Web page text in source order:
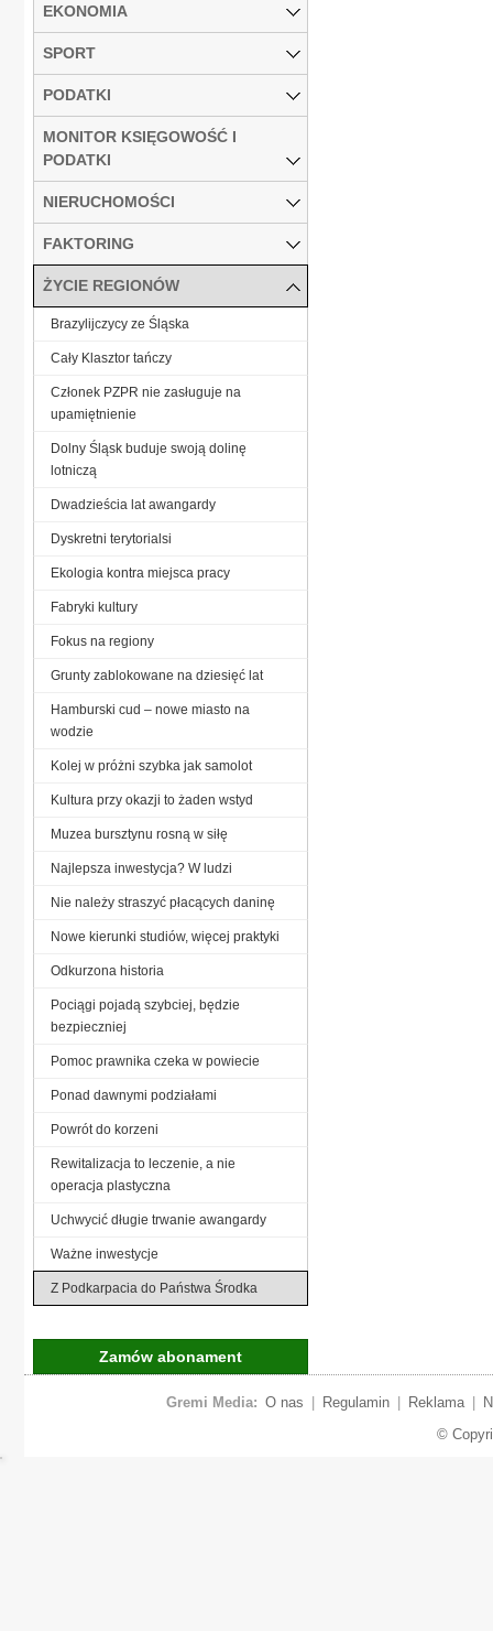
EKONOMIA
SPORT
PODATKI
MONITOR KSIĘGOWOŚĆ I
PODATKI
NIERUCHOMOŚCI
FAKTORING
ŻYCIE REGIONÓW
Brazylijczycy ze Śląska
Cały Klasztor tańczy
Członek PZPR nie zasługuje na
upamiętnienie
Dolny Śląsk buduje swoją dolinę
lotniczą
Dwadzieścia lat awangardy
Dyskretni terytorialsi
Ekologia kontra miejsca pracy
Fabryki kultury
Fokus na regiony
Grunty zablokowane na dziesięć lat
Hamburski cud – nowe miasto na
wodzie
Kolej w próżni szybka jak samolot
Kultura przy okazji to żaden wstyd
Muzea bursztynu rosną w siłę
Najlepsza inwestycja? W ludzi
Nie należy straszyć płacących daninę
Nowe kierunki studiów, więcej praktyki
Odkurzona historia
Pociągi pojadą szybciej, będzie
bezpieczniej
Pomoc prawnika czeka w powiecie
Ponad dawnymi podziałami
Powrót do korzeni
Rewitalizacja to leczenie, a nie
operacja plastyczna
Uchwycić długie trwanie awangardy
Ważne inwestycje
Z Podkarpacia do Państwa Środka
Zamów abonament
Gremi Media: O nas Regulamin Reklama
©